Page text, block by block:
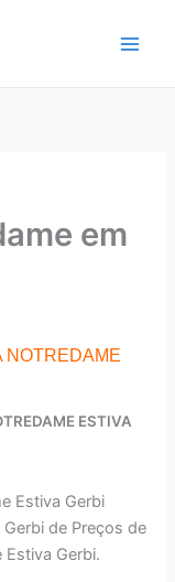
em
NOTREDAME
ESTIVA
Estiva Gerbi
de Preços de
Gerbi.